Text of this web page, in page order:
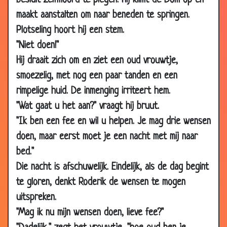
maakt aanstalten om naar beneden te springen.
Plotseling hoort hij een stem.
"Niet doen!"
Hij draait zich om en ziet een oud vrouwtje,
smoezelig, met nog een paar tanden en een
rimpelige huid. De inmenging irriteert hem.
"Wat gaat u het aan?" vraagt hij bruut.
"Ik ben een fee en wil u helpen. Je mag drie wensen
doen, maar eerst moet je een nacht met mij naar
bed."
Die nacht is afschuwelijk. Eindelijk, als de dag begint
te gloren, denkt Roderik de wensen te mogen
uitspreken.
"Mag ik nu mijn wensen doen, lieve fee?"
2008
11 Feb
2008
Drie Chinese martelingen
11 Feb
2008
Gevaarlijke dwerg
08 Feb
2008
De ontsnapping
07 Feb
2008
Hoe laat is het? 3.24
04 Feb
31 Jan
2008
Eindelijk verkocht!
28 Jan
2008
Handig